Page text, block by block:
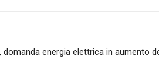
domanda energia elettrica in aumento